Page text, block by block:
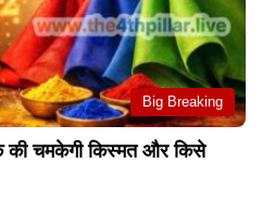
Big Breaking
की चमकेगी किस्मत और किसे